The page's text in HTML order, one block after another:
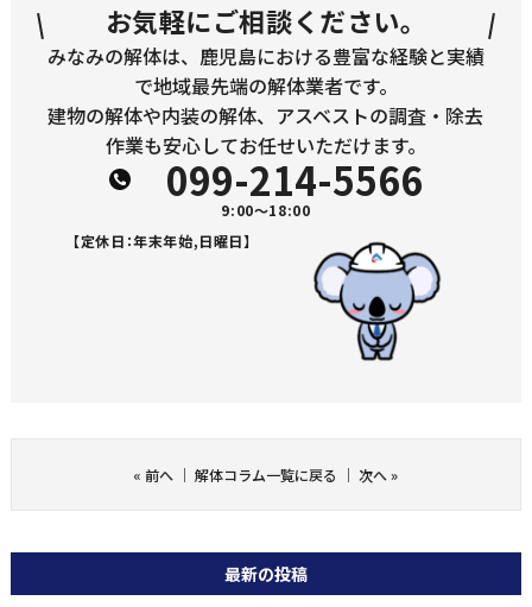
お気軽にご相談ください。
みなみの解体は、鹿児島における豊富な経験と実績
で地域最先端の解体業者です。
建物の解体や内装の解体、アスベストの調査・除去
作業も安心してお任せいただけます。
099-214-5566
9:00～18:00
【定休日：年末年始,日曜日】
« 前へ ｜解体コラム一覧に戻る ｜次へ»
最新の投稿